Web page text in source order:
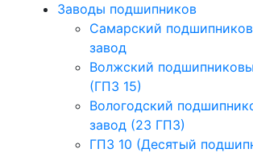
Заводы подшипников
Cамарский
завод
Волжский
(ГПЗ 15)
Вологодский
завод (23 ГПЗ)
ГПЗ 10 (Десятый